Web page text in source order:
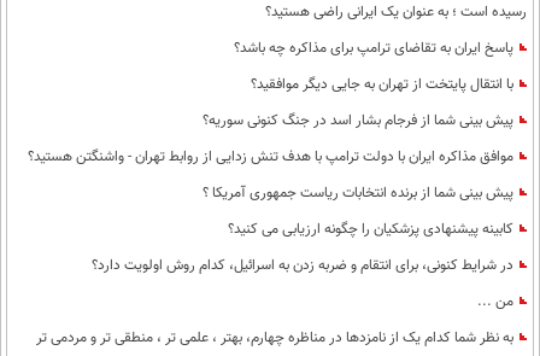
رسیده است ؛ به عنوان یک ایرانی راضی هستید؟
پاسخ ایران به تقاضای ترامپ برای مذاکره چه باشد؟
با انتقال پایتخت از تهران به جایی دیگر موافقید؟
پیش بینی شما از فرجام بشار اسد در جنگ کنونی سوریه؟
موافق مذاکره ایران با دولت ترامپ با هدف تنش زدایی از روابط تهران - واشنگتن هستید؟
پیش بینی شما از برنده انتخابات ریاست جمهوری آمریکا ؟
کابینه پیشنهادی پزشکیان را چگونه ارزیابی می کنید؟
در شرایط کنونی، برای انتقام و ضربه زدن به اسرائیل، کدام روش اولویت دارد؟
من ...
به نظر شما کدام یک از نامزدها در مناظره چهارم، بهتر ، علمی تر ، منطقی تر و مردمی تر